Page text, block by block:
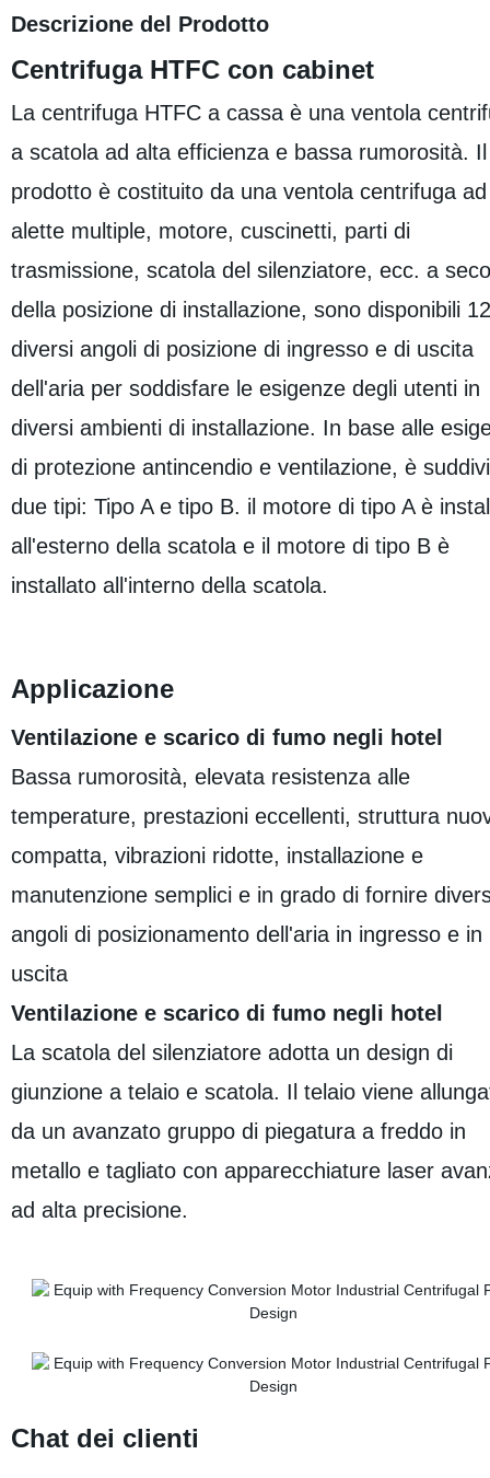
Descrizione del Prodotto
Centrifuga HTFC con cabinet
La centrifuga HTFC a cassa è una ventola
a scatola ad alta efficienza e bassa rumorosità. Il
prodotto è costituito da una ventola centrifuga ad
alette multiple, motore, cuscinetti, parti di
trasmissione, scatola del silenziatore, ecc. a
della posizione di installazione, sono disponibili 12
diversi angoli di posizione di ingresso e di uscita
dell'aria per soddisfare le esigenze degli utenti in
diversi ambienti di installazione. In base alle
di protezione antincendio e ventilazione, è
due tipi: Tipo A e tipo B. il motore di tipo A è
all'esterno della scatola e il motore di tipo B è
installato all'interno della scatola.
Applicazione
Ventilazione e scarico di fumo negli hotel
Bassa rumorosità, elevata resistenza alle
temperature, prestazioni eccellenti, struttura
compatta, vibrazioni ridotte, installazione e
manutenzione semplici e in grado di fornire
angoli di posizionamento dell'aria in ingresso e in
uscita
Ventilazione e scarico di fumo negli hotel
La scatola del silenziatore adotta un design di
giunzione a telaio e scatola. Il telaio viene
da un avanzato gruppo di piegatura a freddo in
metallo e tagliato con apparecchiature laser
ad alta precisione.
Chat dei clienti